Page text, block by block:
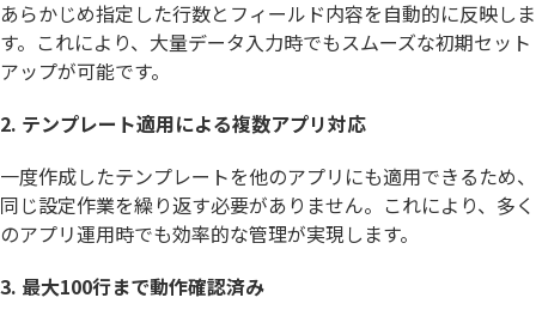
あらかじめ指定した行数とフィールド内容を自動的に反映しま
す。これにより、大量データ入力時でもスムーズな初期セット
アップが可能です。
2. テンプレート適用による複数アプリ対応
一度作成したテンプレートを他のアプリにも適用できるため、
同じ設定作業を繰り返す必要がありません。これにより、多く
のアプリ運用時でも効率的な管理が実現します。
3. 最大100行まで動作確認済み